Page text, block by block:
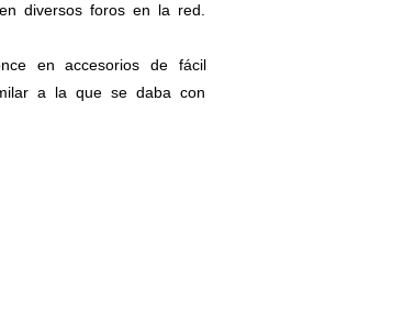
diversos foros en la red.
en accesorios de fácil
a la que se daba con